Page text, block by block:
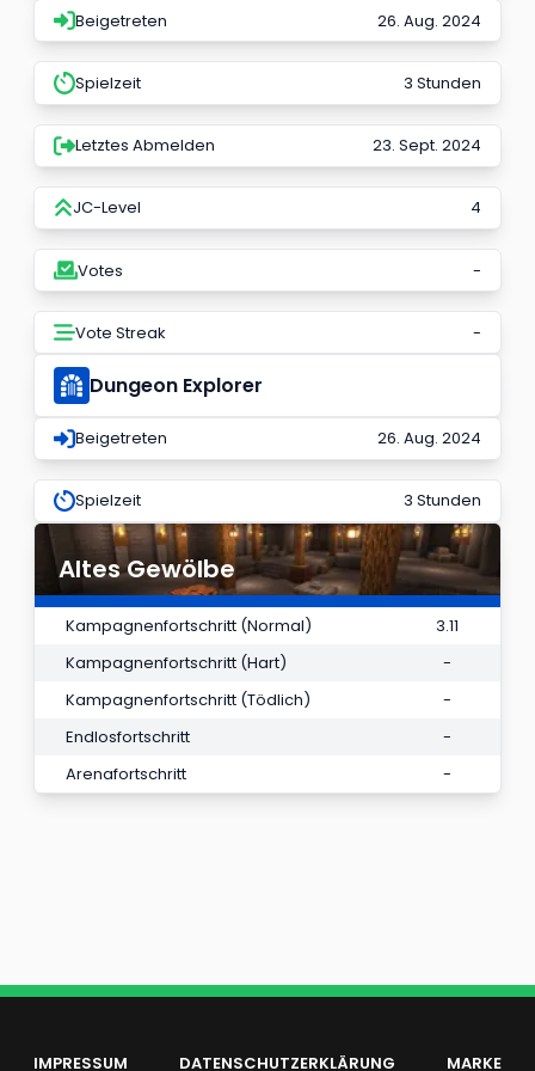
Beigetreten 26. Aug. 2024
Spielzeit 3 Stunden
Letztes Abmelden 23. Sept. 2024
JC-Level 4
Votes -
Vote Streak -
Dungeon Explorer
Beigetreten 26. Aug. 2024
Spielzeit 3 Stunden
Altes Gewölbe
Kampagnenfortschritt (Normal)
3.11
Kampagnenfortschritt (Hart)
-
Kampagnenfortschritt (Tödlich)
-
Endlosfortschritt
-
Arenafortschritt
-
IMPRESSUM DATENSCHUTZERKLÄRUNG MARKE